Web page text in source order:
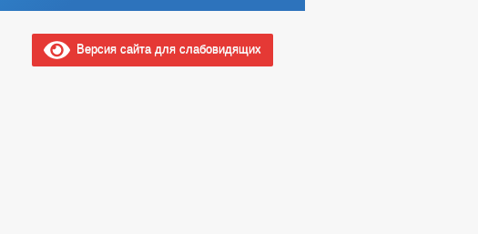
Версия сайта для слабовидящих